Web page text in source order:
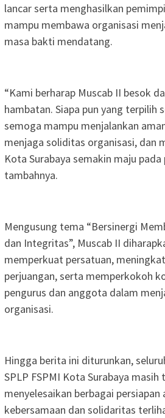
lancar serta menghasilkan
mampu membawa organisasi
masa bakti mendatang.
“Kami berharap Muscab II besok
hambatan. Siapa pun yang terpilih
semoga mampu menjalankan
menjaga soliditas organisasi, dan
Kota Surabaya semakin maju pada
tambahnya.
Mengusung tema “Bersinergi
dan Integritas”, Muscab II
memperkuat persatuan,
perjuangan, serta memperkokoh
pengurus dan anggota dalam
organisasi.
Hingga berita ini diturunkan,
SPLP FSPMI Kota Surabaya masih
menyelesaikan berbagai persiapan
kebersamaan dan solidaritas